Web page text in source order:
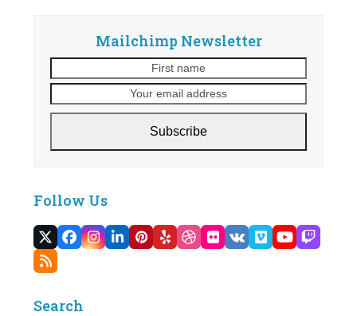
Mailchimp Newsletter
name
email
Subscribe
Follow Us
Twitter
(deprecated)
Facebook
Instagram
LinkedIn
Pinterest
YelpDribbble
Flickr
VKVimeoYouTube
RSS
Search